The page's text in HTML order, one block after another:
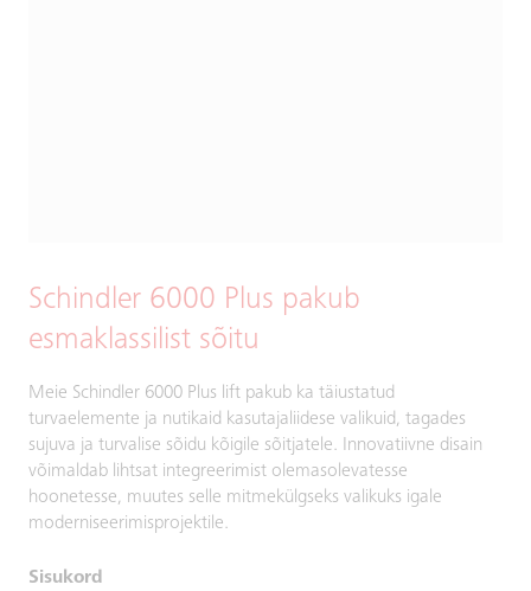
Schindler 6000 Plus pakub
esmaklassilist sõitu
Meie Schindler 6000 Plus lift pakub ka täiustatud
turvaelemente ja nutikaid kasutajaliidese valikuid, tagades
sujuva ja turvalise sõidu kõigile sõitjatele. Innovatiivne disain
võimaldab lihtsat integreerimist olemasolevatesse
hoonetesse, muutes selle mitmekülgseks valikuks igale
moderniseerimisprojektile.
Sisukord